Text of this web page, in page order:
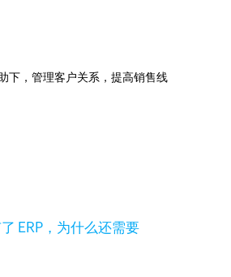
下，管理客户关系，提高销售线
ERP，为什么还需要